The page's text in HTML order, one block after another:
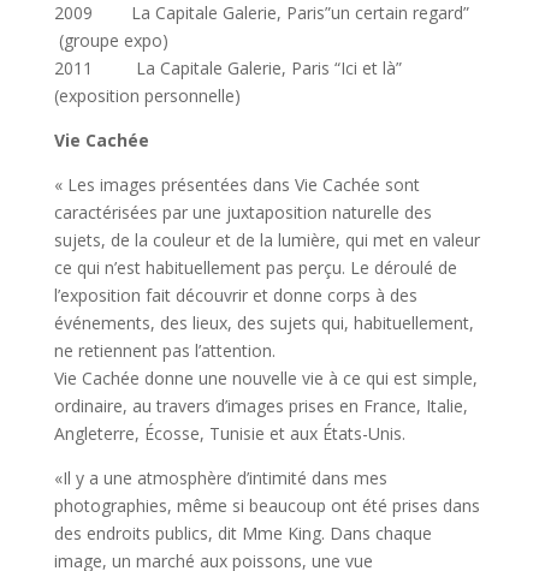
2009 La Capitale Galerie, Paris”un certain regard”
(groupe expo)
2011 La Capitale Galerie, Paris “Ici et là”
(exposition personnelle)
Vie Cachée
« Les images présentées dans Vie Cachée sont
caractérisées par une juxtaposition naturelle des
sujets, de la couleur et de la lumière, qui met en valeur
ce qui n’est habituellement pas perçu. Le déroulé de
l’exposition fait découvrir et donne corps à des
événements, des lieux, des sujets qui, habituellement,
ne retiennent pas l’attention.
Vie Cachée donne une nouvelle vie à ce qui est simple,
ordinaire, au travers d’images prises en France, Italie,
Angleterre, Écosse, Tunisie et aux États-Unis.
«Il y a une atmosphère d’intimité dans mes
photographies, même si beaucoup ont été prises dans
des endroits publics, dit Mme King. Dans chaque
image, un marché aux poissons, une vue